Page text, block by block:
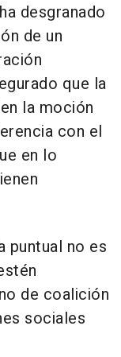
desgranado
de un
que la
la moción
con el
en lo
puntual no es
de coalición
sociales